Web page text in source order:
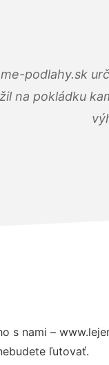
podlahy.sk
na pokládku
s nami –
ľutovať.